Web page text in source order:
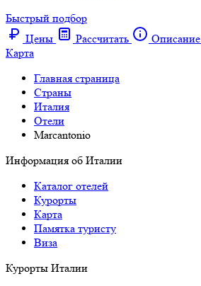
Быстрый подбор
Цены
Рассчитать Описание
Карта
Главная страница
Cтраны
Италия
Отели
Marcantonio
Информация об Италии
Каталог отелей
Курорты
Карта
Памятка туристу
Виза
Курорты Италии